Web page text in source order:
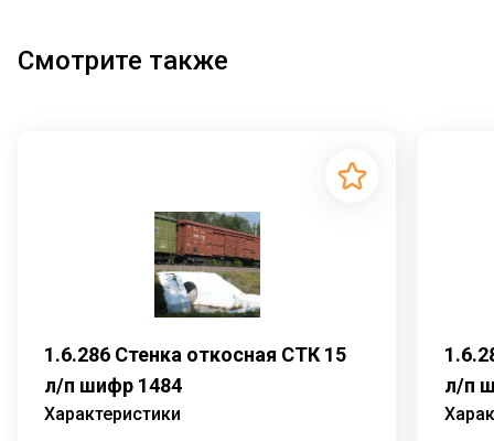
Смотрите также
1.6.286 Стенка откосная СТК 15
л/п шифр 1484
Характеристики
л/п